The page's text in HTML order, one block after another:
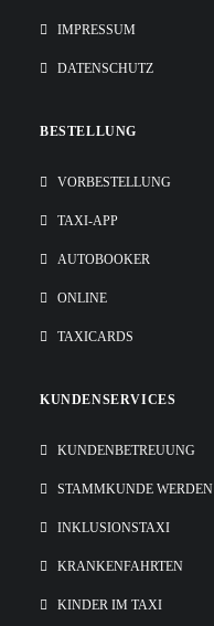
IMPRESSUM
DATENSCHUTZ
BESTELLUNG
VORBESTELLUNG
TAXI-APP
AUTOBOOKER
ONLINE
TAXICARDS
KUNDENSERVICES
KUNDENBETREUUNG
STAMMKUNDE WERDEN
INKLUSIONSTAXI
KRANKENFAHRTEN
KINDER IM TAXI